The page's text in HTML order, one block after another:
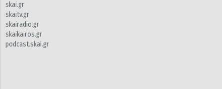
skai.gr
skaitv.gr
skairadio.gr
skaikairos.gr
podcast.skai.gr